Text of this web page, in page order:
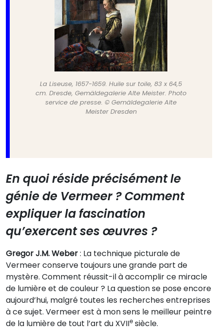
La Liseuse, 1657-1659. Huile sur toile, 83 x 64,5
cm. Dresde, Gemäldegalerie Alte Meister. Photo
service de presse. © Gemäldegalerie Alte
Meister Dresden
En quoi réside précisément le
génie de Vermeer ? Comment
expliquer la fascination
qu’exercent ses œuvres ?
Gregor J.M. Weber: La technique picturale de
Vermeer conserve toujours une grande part de
mystère. Comment réussit-il à accomplir ce miracle
de lumière et de couleur ? La question se pose encore
aujourd’hui, malgré toutes les recherches entreprises
à ce sujet. Vermeer est à mon sens le meilleur peintre
de la lumière de tout l’art du XVIIe siècle.